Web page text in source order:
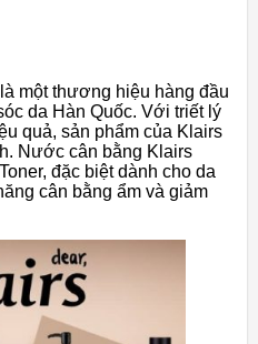
là một thương hiệu hàng đầu
da Hàn Quốc. Với triết lý
quả, sản phẩm của Klairs
Nước cân bằng Klairs
đặc biệt dành cho da
cân bằng ẩm và giảm